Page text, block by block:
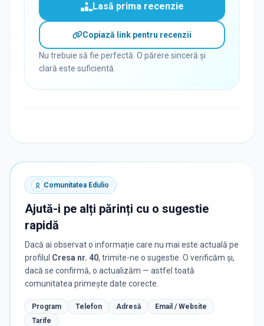
Lasă prima recenzie
Copiază link pentru recenzii
Nu trebuie să fie perfectă. O părere sinceră și
clară este suficientă.
Comunitatea Edulio
Ajută-i pe alți părinți cu o sugestie
rapidă
Dacă ai observat o informație care nu mai este actuală pe
profilul Cresa nr. 40, trimite-ne o sugestie. O verificăm și,
dacă se confirmă, o actualizăm — astfel toată
comunitatea primește date corecte.
Program Telefon Adresă
Email / Website
Tarife